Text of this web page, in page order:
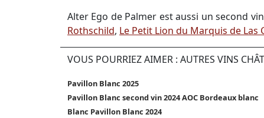
Alter Ego de Palmer est aussi un second
Rothschild, Le Petit Lion du Marquis de Las
VOUS POURRIEZ AIMER : AUTRES VINS
Pavillon Blanc 2025
Pavillon Blanc second vin 2024 AOC Bordeaux blanc
Blanc Pavillon Blanc 2024